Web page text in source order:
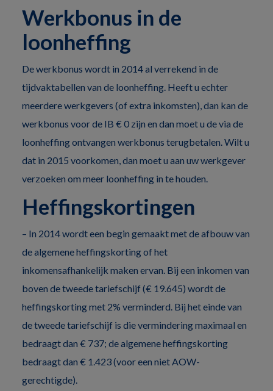
Werkbonus in de
loonheffing
De werkbonus wordt in 2014 al verrekend in de
tijdvaktabellen van de loonheffing. Heeft u echter
meerdere werkgevers (of extra inkomsten), dan kan de
werkbonus voor de IB € 0 zijn en dan moet u de via de
loonheffing ontvangen werkbonus terugbetalen. Wilt u
dat in 2015 voorkomen, dan moet u aan uw werkgever
verzoeken om meer loonheffing in te houden.
Heffingskortingen
– In 2014 wordt een begin gemaakt met de afbouw van
de algemene heffingskorting of het
inkomensafhankelijk maken ervan. Bij een inkomen van
boven de tweede tariefschijf (€ 19.645) wordt de
heffingskorting met 2% verminderd. Bij het einde van
de tweede tariefschijf is die vermindering maximaal en
bedraagt dan € 737; de algemene heffingskorting
bedraagt dan € 1.423 (voor een niet AOW-
gerechtigde).